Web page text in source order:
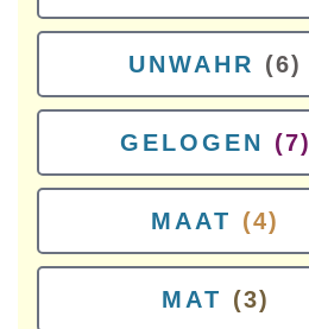
UNWAHR (6)
GELOGEN (7)
MAAT (4)
MAT (3)